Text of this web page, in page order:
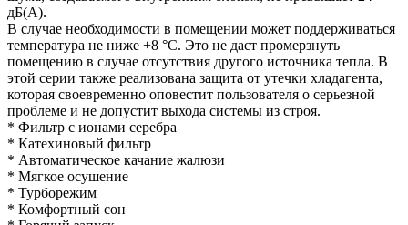
дБ(А).
В случае необходимости в помещении может поддерживаться
температура не ниже +8 °С. Это не даст промерзнуть
помещению в случае отсутствия другого источника тепла. В
этой серии также реализована защита от утечки хладагента,
которая своевременно оповестит пользователя о серьезной
проблеме и не допустит выхода системы из строя.
* Фильтр с ионами серебра
* Катехиновый фильтр
* Автоматическое качание жалюзи
* Мягкое осушение
* Турборежим
* Комфортный сон